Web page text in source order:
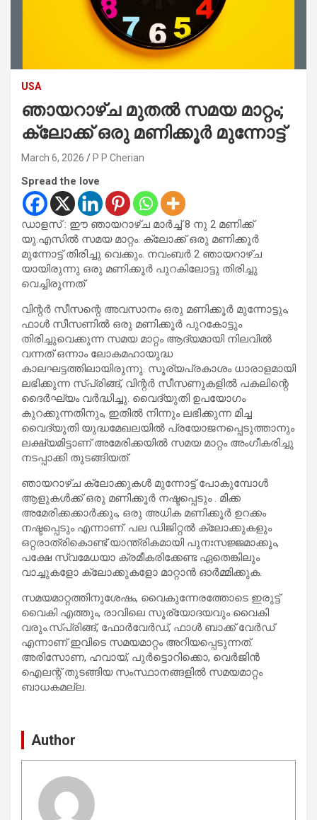
USA
ഞായറാഴ്ച മുതല്‍ സമയ മാറ്റം;
ക്ലോക്ക് ഒരു മണിക്കൂര്‍ മുന്നോട്ട്
March 6, 2026 P P Cherian
Spread the love
ഡാളസ് : ഈ ഞായറാഴ്ച മാര്‍ച്ച് 8 നു 2 മണിക്ക്
യു.എസില്‍ സമയ മാറ്റം. ക്ലോക്ക് ഒരു മണിക്കൂര്‍
മുന്നോട്ട് തിരിച്ചു വെക്കും. നവംബര്‍ 2 ഞായറാഴ്ച
യായിരുന്നു ഒരു മണിക്കൂര്‍ പുറകിലോട്ടു തിരിച്ചു
വെച്ചിരുന്നത്
വിന്റര്‍ സീസന്റെ അവസാനം ഒരു മണിക്കൂര്‍ മുന്നോട്ടും,
ഫാള്‍ സീസണില്‍ ഒരു മണിക്കൂര്‍ പുറകോട്ടും
തിരിച്ചുവെക്കുന്ന സമയ മാറ്റം ആദ്യമായി നിലവില്‍
വന്നത് ഒന്നാം ലോകമഹായുദ്ധ
കാലഘട്ടത്തിലായിരുന്നു. സൂര്യപ്രകാശം ധാരാളമായി
ലഭിക്കുന്ന സ്പ്രിങ്ങ്, വിന്റര്‍ സീസണുകളില്‍ പകലിന്റെ
ദൈര്‍ഘ്യം വര്‍ദ്ധിച്ചു. വൈദ്യുതി ഉപയോഗം
കുറക്കുന്നതിനും, ഇതില്‍ നിന്നും ലഭിക്കുന്ന മിച്ച
വൈദ്യുതി യുദ്ധമേഖലയില്‍ പ്രയോജനപ്പെടുത്താനും
ലക്ഷ്യമിട്ടാണ് അമേരിക്കയില്‍ സമയ മാറ്റം അംഗീകരിച്ചു
നടപ്പാക്കി തുടങ്ങിയത്.
ഞായറാഴ്ച ക്ലോക്കുകള്‍ മുന്നോട്ട് പോകുമ്പോള്‍
ആളുകള്‍ക്ക് ഒരു മണിക്കൂര്‍ നഷ്ടപ്പെടും . മിക്ക
അമേരിക്കക്കാര്‍ക്കും, ഒരു അധിക മണിക്കൂര്‍ ഉറക്കം
നഷ്ടപ്പെടും എന്നാണ്. പല ഡിജിറ്റല്‍ ക്ലോക്കുകളും
ഒറ്റരാത്രികൊണ്ട് യാന്ത്രികമായി പുനഃസജ്ജമാക്കും,
പക്ഷേ സ്വമേധയാ ക്രമീകരിക്കേണ്ട ഏതെങ്കിലും
വാച്ചുകളോ ക്ലോക്കുകളോ മാറ്റാന്‍ ഓര്‍മ്മിക്കുക.
സമയമാറ്റത്തിനുശേഷം, വൈകുന്നേരത്തോടെ ഇരുട്ട്
വൈകി എത്തും, രാവിലെ സൂര്യോദയവും വൈകി
വരും.സ്പ്രിങ്ങ്, ഫോര്‍വേര്‍ഡ്, ഫാള്‍ ബാക്ക് വേര്‍ഡ്
എന്നാണ് ഇവിടെ സമയമാറ്റം അറിയപ്പെടുന്നത്.
അരിസോണ, ഹവായ്, പുര്‍ട്ടൊറിക്കൊ, വെര്‍ജിന്‍
ഐലന്റ് തുടങ്ങിയ സംസ്ഥാനങ്ങളില്‍ സമയമാറ്റം
ബാധകമല്ല.
Author